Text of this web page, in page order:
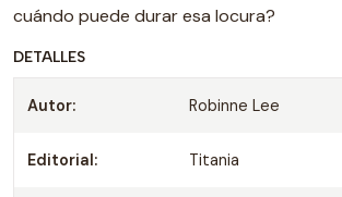
cuándo puede durar esa locura?
DETALLES
Autor: Robinne Lee
Editorial: Titania